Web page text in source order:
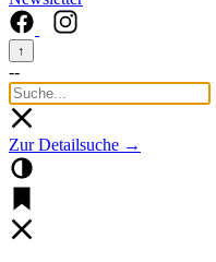
↑
--
Zur Detailsuche →